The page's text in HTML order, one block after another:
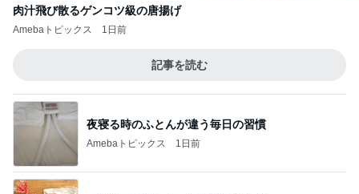
肉汁飛び散るゲンコツ級の唐揚げ
Amebaトピックス 1日前
記事を読む
夜寝る時のふとんが違う毎日の習慣
Amebaトピックス 1日前